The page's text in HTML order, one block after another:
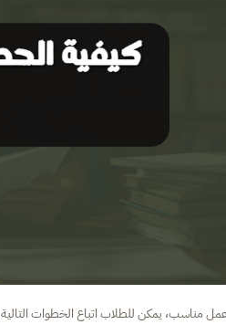
مناسب، يمكن للطلاب اتباع الخطوات التالية: